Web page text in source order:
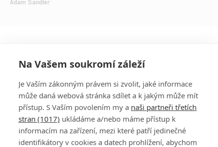
PŘIHLÁSIT
REGISTROVAT
DISKUZE
Na Vašem soukromí záleží
Je Vaším zákonným právem si zvolit, jaké informace
může daná webová stránka sdílet a k jakým může mít
přístup. S Vaším povolením my a naši partneři třetích
stran (1017) ukládáme a/nebo máme přístup k
informacím na zařízení, mezi které patří jedinečné
identifikátory v cookies a datech prohlížení, abychom